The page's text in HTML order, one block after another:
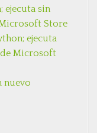
ejecuta sin
Store
ejecuta
Microsoft
nuevo